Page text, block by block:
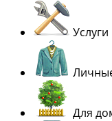
Услуги
Для